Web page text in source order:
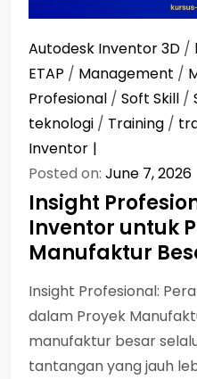
Autodesk Inventor 3D /
ETAP / Management /
Profesional / Soft Skill /
teknologi / Training /
Inventor
Posted on: June 7, 2026
Insight
Inventor untuk
Manufaktur
Insight Profesional:
dalam Proyek
manufaktur besar
tantangan yang jauh